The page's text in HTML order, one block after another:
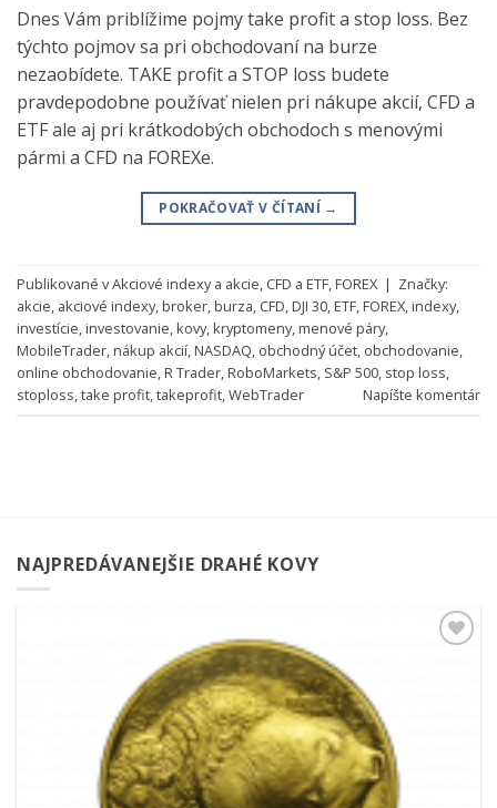
Dnes Vám priblížime pojmy take profit a stop loss. Bez
týchto pojmov sa pri obchodovaní na burze
nezaobídete. TAKE profit a STOP loss budete
pravdepodobne používať nielen pri nákupe akcií, CFD a
ETF ale aj pri krátkodobých obchodoch s menovými
pármi a CFD na FOREXe.
POKRAČOVAŤ V ČÍTANÍ →
Publikované vAkciové indexy a akcie, CFD a ETF,FOREX | Značky:
akcie, akciové indexy,broker,burza, CFD,DJI 30,ETF,FOREX,indexy,
investície,investovanie,kovy,kryptomeny,menové páry,
MobileTrader,nákup akcií,NASDAQ, obchodný účet, obchodovanie,
online obchodovanie,R Trader,RoboMarkets, S&P 500, stop loss,
stoploss,take profit,takeprofit,WebTrader Napíšte komentár
NAJPREDÁVANEJŠIE DRAHÉ KOVY